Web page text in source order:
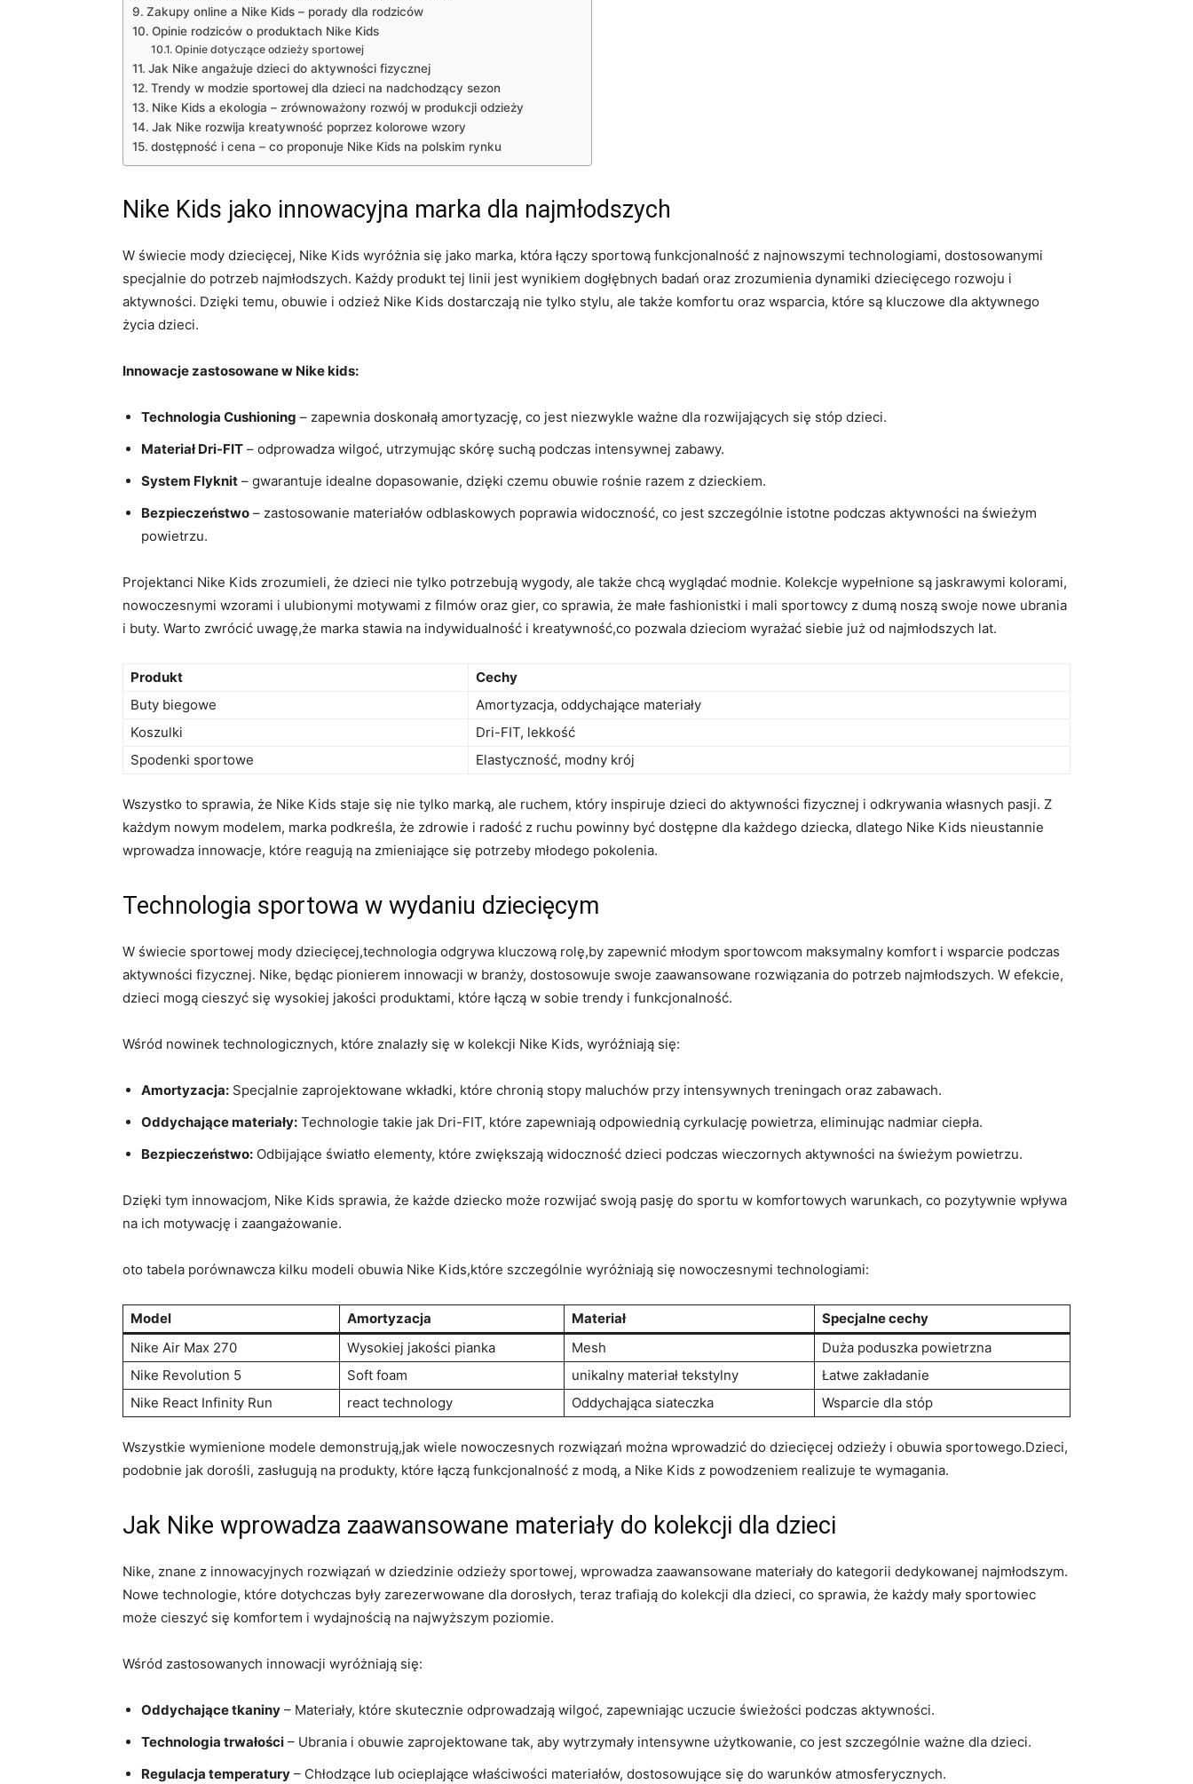
Zakupy online a Nike Kids – porady dla rodziców
Opinie rodziców o produktach Nike Kids
Opinie dotyczące odzieży sportowej
Jak Nike angażuje dzieci do aktywności fizycznej
Trendy w modzie sportowej dla dzieci na nadchodzący sezon
Nike Kids a ekologia – zrównoważony rozwój w produkcji odzieży
Jak Nike rozwija kreatywność poprzez kolorowe wzory
dostępność i cena – co proponuje Nike Kids na polskim rynku
Nike Kids jako innowacyjna marka dla najmłodszych
W świecie mody dziecięcej, Nike Kids wyróżnia się jako marka, która łączy sportową funkcjonalność z najnowszymi technologiami, dostosowanymi
specjalnie do potrzeb najmłodszych. Każdy produkt tej linii jest wynikiem dogłębnych badań oraz zrozumienia dynamiki dziecięcego rozwoju i
aktywności. Dzięki temu, obuwie i odzież Nike Kids dostarczają nie tylko stylu, ale także komfortu oraz wsparcia, które są kluczowe dla aktywnego
życia dzieci.
Innowacje zastosowane w Nike kids:
Technologia Cushioning – zapewnia doskonałą amortyzację, co jest niezwykle ważne dla rozwijających się stóp dzieci.
Materiał Dri-FIT – odprowadza wilgoć, utrzymując skórę suchą podczas intensywnej zabawy.
System Flyknit – gwarantuje idealne dopasowanie, dzięki czemu obuwie rośnie razem z dzieckiem.
Bezpieczeństwo – zastosowanie materiałów odblaskowych poprawia widoczność, co jest szczególnie istotne podczas aktywności na świeżym
powietrzu.
Projektanci Nike Kids zrozumieli, że dzieci nie tylko potrzebują wygody, ale także chcą wyglądać modnie. Kolekcje wypełnione są jaskrawymi kolorami,
nowoczesnymi wzorami i ulubionymi motywami z filmów oraz gier, co sprawia, że małe fashionistki i mali sportowcy z dumą noszą swoje nowe ubrania
i buty. Warto zwrócić uwagę,że marka stawia na indywidualność i kreatywność,co pozwala dzieciom wyrażać siebie już od najmłodszych lat.
Produkt
Cechy
Buty biegowe
Amortyzacja, oddychające materiały
Koszulki
Dri-FIT, lekkość
Spodenki sportowe
Elastyczność, modny krój
Wszystko to sprawia, że Nike Kids staje się nie tylko marką, ale ruchem, który inspiruje dzieci do aktywności fizycznej i odkrywania własnych pasji. Z
każdym nowym modelem, marka podkreśla, że zdrowie i radość z ruchu powinny być dostępne dla każdego dziecka, dlatego Nike Kids nieustannie
wprowadza innowacje, które reagują na zmieniające się potrzeby młodego pokolenia.
Technologia sportowa w wydaniu dziecięcym
W świecie sportowej mody dziecięcej,technologia odgrywa kluczową rolę,by zapewnić młodym sportowcom maksymalny komfort i wsparcie podczas
aktywności fizycznej. Nike, będąc pionierem innowacji w branży, dostosowuje swoje zaawansowane rozwiązania do potrzeb najmłodszych. W efekcie,
dzieci mogą cieszyć się wysokiej jakości produktami, które łączą w sobie trendy i funkcjonalność.
Wśród nowinek technologicznych, które znalazły się w kolekcji Nike Kids, wyróżniają się:
Amortyzacja: Specjalnie zaprojektowane wkładki, które chronią stopy maluchów przy intensywnych treningach oraz zabawach.
Oddychające materiały: Technologie takie jak Dri-FIT, które zapewniają odpowiednią cyrkulację powietrza, eliminując nadmiar ciepła.
Bezpieczeństwo: Odbijające światło elementy, które zwiększają widoczność dzieci podczas wieczornych aktywności na świeżym powietrzu.
Dzięki tym innowacjom, Nike Kids sprawia, że każde dziecko może rozwijać swoją pasję do sportu w komfortowych warunkach, co pozytywnie wpływa
na ich motywację i zaangażowanie.
oto tabela porównawcza kilku modeli obuwia Nike Kids,które szczególnie wyróżniają się nowoczesnymi technologiami:
Model Amortyzacja Materiał
Specjalne cechy
Nike Air Max 270
Wysokiej jakości pianka Mesh
Duża poduszka powietrzna
Nike Revolution 5
Soft foam unikalny materiał tekstylny
Łatwe zakładanie
Nike React Infinity Run
react technology Oddychająca siateczka Wsparcie dla stóp
Wszystkie wymienione modele demonstrują,jak wiele nowoczesnych rozwiązań można wprowadzić do dziecięcej odzieży i obuwia sportowego.Dzieci,
podobnie jak dorośli, zasługują na produkty, które łączą funkcjonalność z modą, a Nike Kids z powodzeniem realizuje te wymagania.
Jak Nike wprowadza zaawansowane materiały do kolekcji dla dzieci
Nike, znane z innowacyjnych rozwiązań w dziedzinie odzieży sportowej, wprowadza zaawansowane materiały do kategorii dedykowanej najmłodszym.
Nowe technologie, które dotychczas były zarezerwowane dla dorosłych, teraz trafiają do kolekcji dla dzieci, co sprawia, że każdy mały sportowiec
może cieszyć się komfortem i wydajnością na najwyższym poziomie.
Wśród zastosowanych innowacji wyróżniają się:
Oddychające tkaniny – Materiały, które skutecznie odprowadzają wilgoć, zapewniając uczucie świeżości podczas aktywności.
Technologia trwałości – Ubrania i obuwie zaprojektowane tak, aby wytrzymały intensywne użytkowanie, co jest szczególnie ważne dla dzieci.
Regulacja temperatury – Chłodzące lub ocieplające właściwości materiałów, dostosowujące się do warunków atmosferycznych.